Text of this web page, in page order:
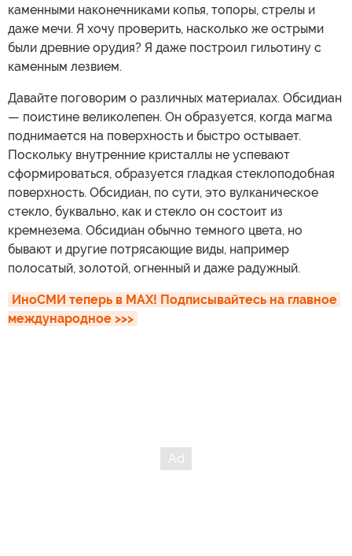
каменными наконечниками копья, топоры, стрелы и
даже мечи. Я хочу проверить, насколько же острыми
были древние орудия? Я даже построил гильотину с
каменным лезвием.
Давайте поговорим о различных материалах. Обсидиан
— поистине великолепен. Он образуется, когда магма
поднимается на поверхность и быстро остывает.
Поскольку внутренние кристаллы не успевают
сформироваться, образуется гладкая стеклоподобная
поверхность. Обсидиан, по сути, это вулканическое
стекло, буквально, как и стекло он состоит из
кремнезема. Обсидиан обычно темного цвета, но
бывают и другие потрясающие виды, например
полосатый, золотой, огненный и даже радужный.
ИноСМИ теперь в MAX! Подписывайтесь на главное
международное >>>